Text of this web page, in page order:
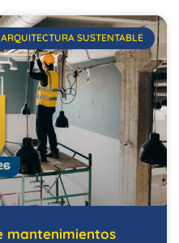
ARQUITECTURA SUSTENTABLE
mantenimientos